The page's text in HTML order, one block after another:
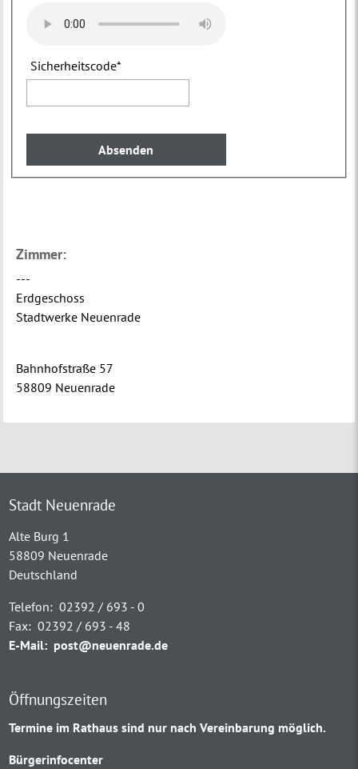
Sicherheitscode*
Zimmer:
---
Erdgeschoss
Stadtwerke Neuenrade
Bahnhofstraße 57
58809 Neuenrade
Stadt Neuenrade
Alte Burg 1
58809 Neuenrade
Deutschland
Telefon: 02392 / 693 - 0
Fax: 02392 / 693 - 48
E-Mail: post@neuenrade.de
Öffnungszeiten
Termine im Rathaus sind nur nach Vereinbarung möglich.
Bürgerinfocenter